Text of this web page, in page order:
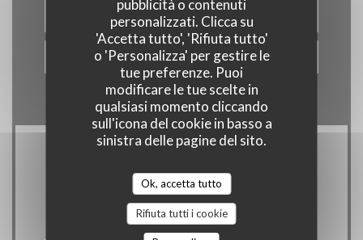
pubblicità o contenuti
personalizzati. Clicca su
'Accetta tutto', 'Rifiuta tutto'
o 'Personalizza' per gestire le
tue preferenze. Puoi
modificare le tue scelte in
qualsiasi momento cliccando
sull'icona del cookie in basso a
sinistra delle pagine del sito.
Ok, accetta tutto
Rifiuta tutti i cookie
PRENOTA
BUONI
Rimani informato
Iscriversi alla nostra newsletter per ricevere comunicazioni
personalizzate e offerte di marketing via e-mail.